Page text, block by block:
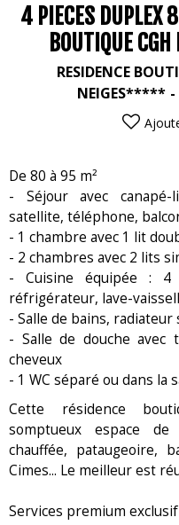
4 PIECES DUPLEX
BOUTIQUE CGH
RESIDENCE
NEIGES*****
De 80 à 95 m²
- Séjour avec
satellite, téléphone,
- 1 chambre avec 1 lit
- 2 chambres avec 2 lits
- Cuisine équipée : 4
réfrigérateur, lave-
- Salle de bains,
- Salle de douche avec
cheveux
- 1 WC séparé ou dans la
Cette résidence
somptueux espace
chauffée, pataugeoire,
Cimes... Le meilleur est
Services premium exclusif